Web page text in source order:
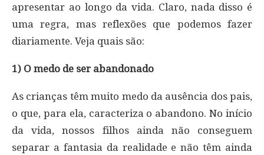
apresentar ao longo da vida. Claro, nada disso é
uma regra, mas reflexões que podemos fazer
diariamente. Veja quais são:
1) O medo de ser abandonado
As crianças têm muito medo da ausência dos pais,
o que, para ela, caracteriza o abandono. No início
da vida, nossos filhos ainda não conseguem
separar a fantasia da realidade e não têm ainda